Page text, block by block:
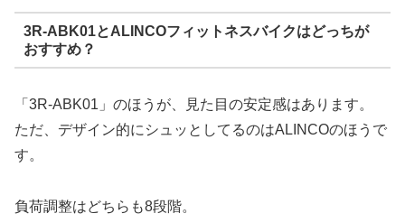
3R-ABK01とALINCOフィットネスバイクはどっちが
おすすめ？
「3R-ABK01」のほうが、見た目の安定感はあります。
ただ、デザイン的にシュッとしてるのはALINCOのほうで
す。
負荷調整はどちらも8段階。